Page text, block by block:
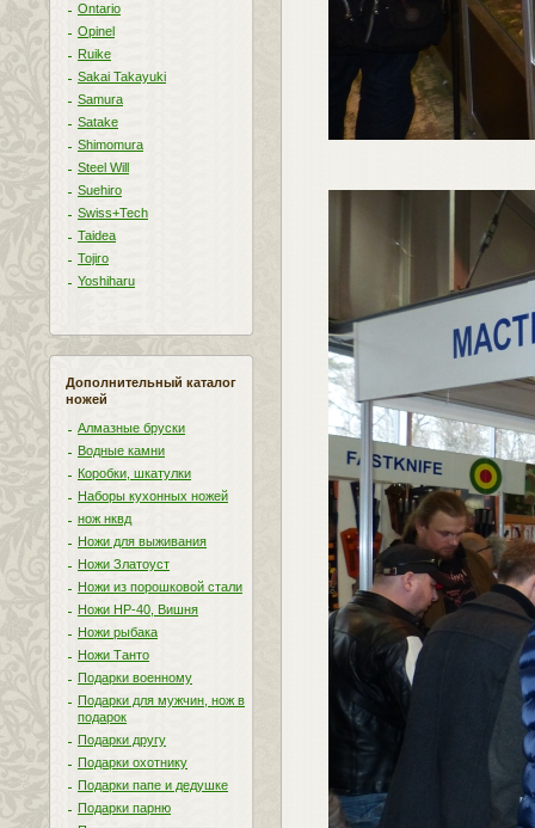
Ontario
Opinel
Ruike
Sakai Takayuki
Samura
Satake
Shimomura
Steel Will
Suehiro
Swiss+Tech
Taidea
Tojiro
Yoshiharu
Дополнительный каталог
ножей
Алмазные бруски
Водные камни
Коробки, шкатулки
Наборы кухонных ножей
нож нквд
Ножи для выживания
Ножи Златоуст
Ножи из порошковой стали
Ножи НР-40, Вишня
Ножи рыбака
Ножи Танто
Подарки военному
Подарки для мужчин, нож в
подарок
Подарки другу
Подарки охотнику
Подарки папе и дедушке
Подарки парню